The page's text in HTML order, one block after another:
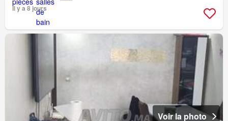
Il y a 8 jours
Voir la photo